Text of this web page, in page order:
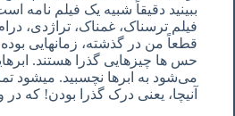
ببینید دقیقاً شبیه یک فیلم نامه
فیلم ترسناک، غمناک، تراژدی،
قطعاً من در گذشته، زمانهایی
حس ها چیزهایی گذرا هستند.
می‌شود به ابرها نچسبید. میشود
آنیچا، یعنی درک گذرا بودن! که در